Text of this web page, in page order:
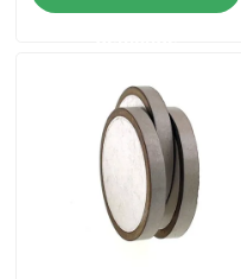
Les affaires
Thermistance de ptc